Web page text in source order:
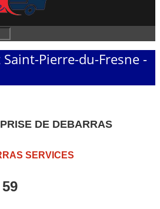
Pierre-du-Fresne -
DE DEBARRAS
SERVICES